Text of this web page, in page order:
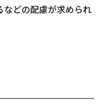
などの配慮が求められ